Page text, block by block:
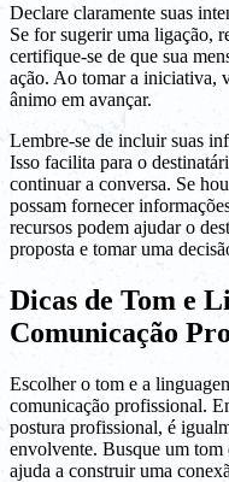
Declare claramente suas
Se for sugerir uma ligação,
certifique-se de que sua
ação. Ao tomar a iniciativa,
ânimo em avançar.
Lembre-se de incluir suas
Isso facilita para o
continuar a conversa. Se
possam fornecer
recursos podem ajudar o
proposta e tomar uma
Dicas de Tom e
Comunicação
Escolher o tom e a
comunicação profissional.
postura profissional, é
envolvente. Busque um tom
ajuda a construir uma